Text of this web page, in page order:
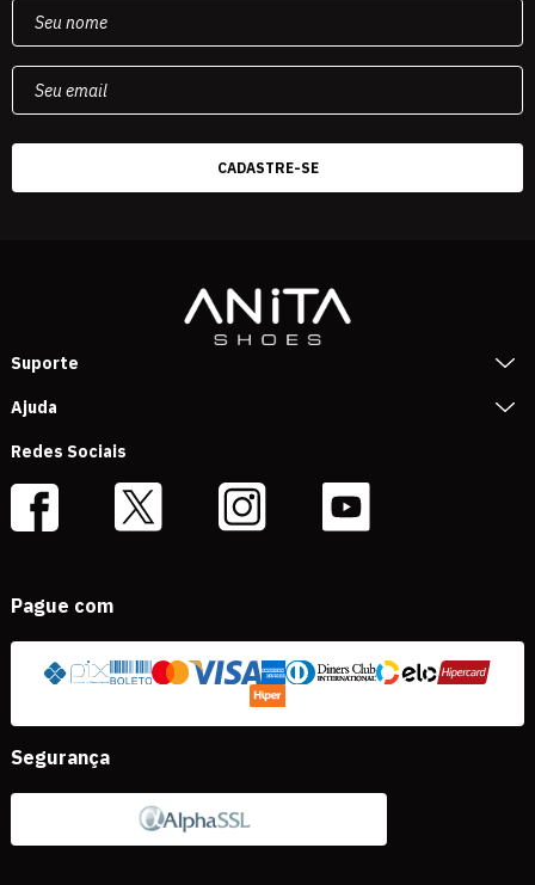
Suporte
Ajuda
Redes Sociais
Pague com
Segurança